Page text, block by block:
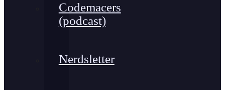
Codemacers
(podcast)
Nerdsletter